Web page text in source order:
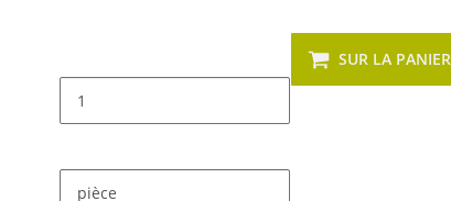
pièce
SUR LA PANIER